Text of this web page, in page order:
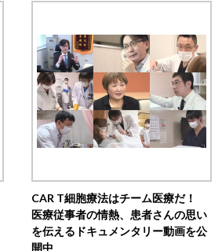
CAR T細胞療法はチーム医療だ！
医療従事者の情熱、患者さんの思い
を伝えるドキュメンタリー動画を公
開中